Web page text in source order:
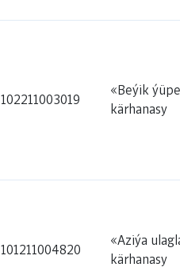
102211003019
«Beýik
kärhanasy
101211004820
«Aziýa
kärhanasy